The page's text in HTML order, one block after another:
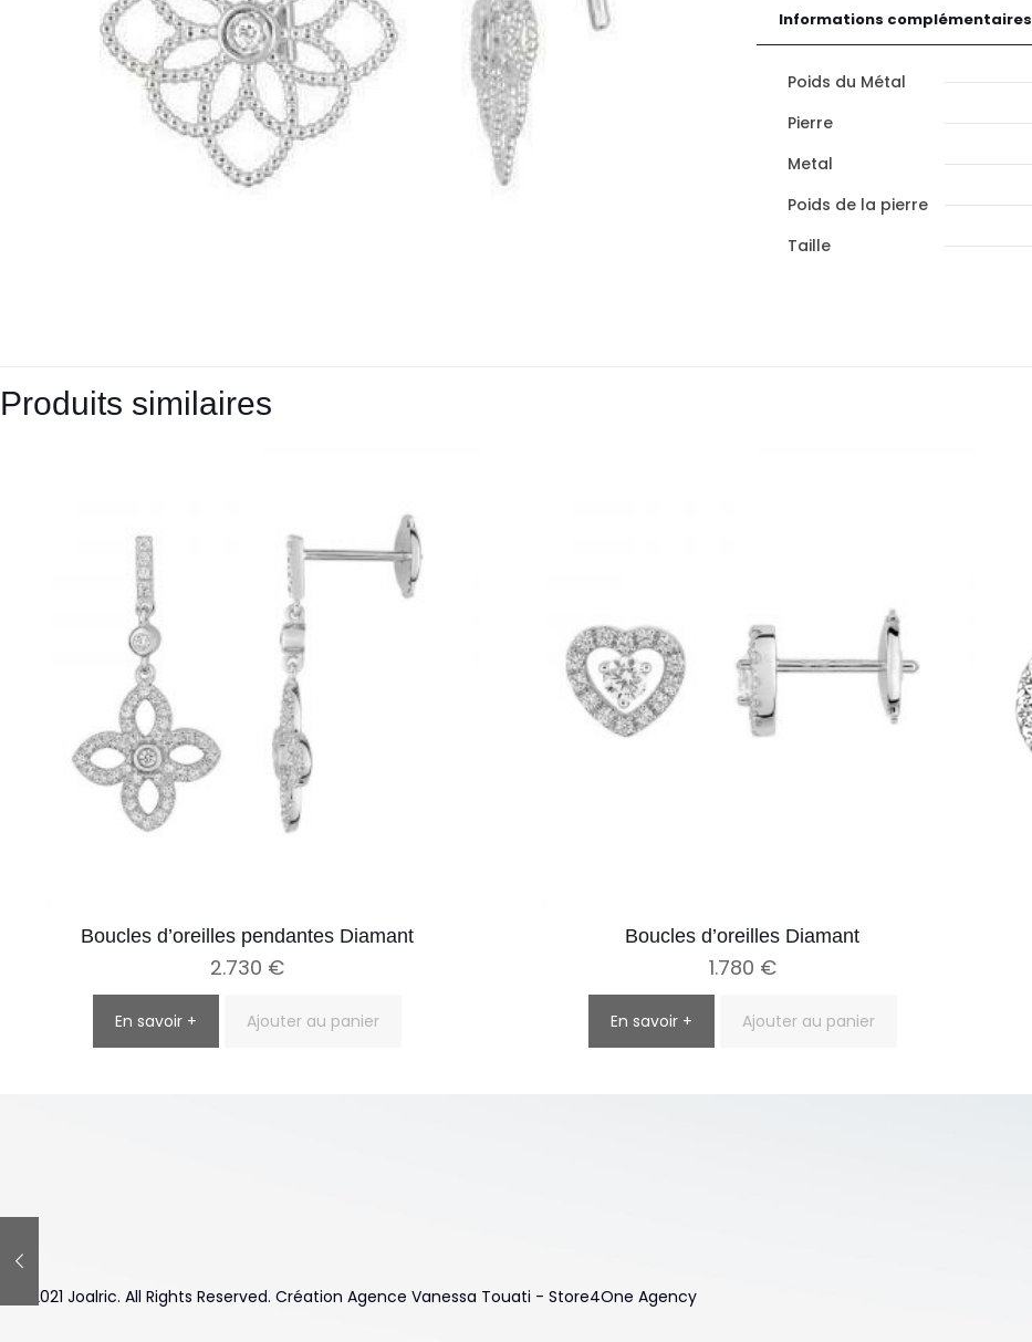
Informations complémentaires
Poids du Métal
Pierre
Metal
Poids de la pierre
Taille
Produits similaires
Boucles d’oreilles pendantes Diamant
2.730 €
En savoir + Ajouter au panier
Boucles d’oreilles Diamant
1.780 €
En savoir + Ajouter au panier
© 2021 Joalric. All Rights Reserved. Création Agence Vanessa Touati - Store4One Agency